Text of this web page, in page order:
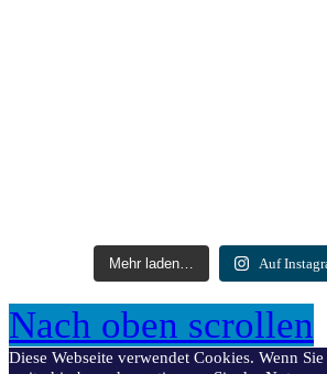
Mehr laden… Auf
Nach oben scrollen
Diese Webseite verwendet Cookies. Wenn Sie